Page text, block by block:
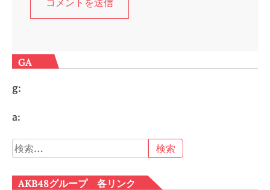
GA
g:
a:
検
索:
AKB48グループ 各リンク